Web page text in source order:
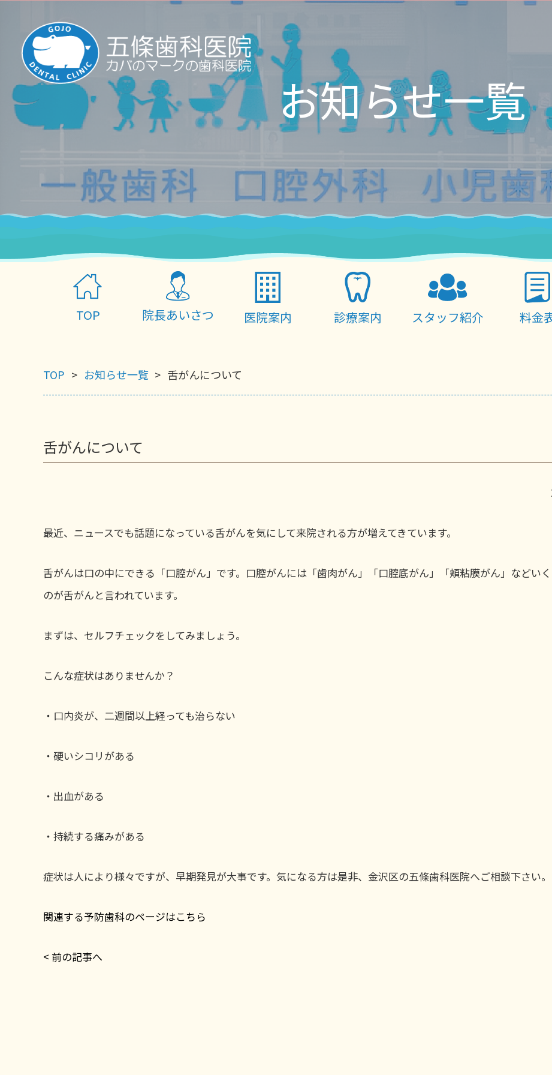
お知らせ一覧
TOP 院長あいさつ 医院案内 診療案内 スタッフ紹介 料金
TOP お知らせ一覧 舌がんについて
舌がんについて
最近、ニュースでも話題になっている舌がんを気にして来院される方が増えてきています。
舌がんは口の中にできる「口腔がん」です。口腔がんには「歯肉がん」「口腔底がん」「頬粘膜がん」などい
のが舌がんと言われています。
まずは、セルフチェックをしてみましょう。
こんな症状はありませんか？
・口内炎が、二週間以上経っても治らない
・硬いシコリがある
・出血がある
・持続する痛みがある
症状は人により様々ですが、早期発見が大事です。気になる方は是非、金沢区の五條歯科医院へご相談下さい。
関連する予防歯科のページはこちら
< 前の記事へ